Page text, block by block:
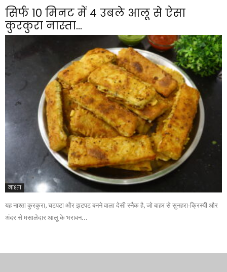
सिर्फ 10 मिनट में 4 उबले आलू से ऐसा
कुरकुरा नास्ता...
नाश्ता
यह नाश्ता कुरकुरा, चटपटा और झटपट बनने वाला देसी स्नैक है, जो बाहर से सुनहरा-क्रिस्पी और
अंदर से मसालेदार आलू के भरावन...